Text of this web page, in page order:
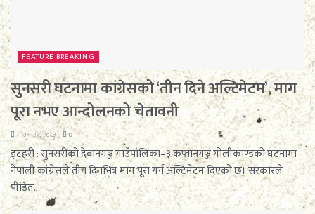
FEATURE BREAKING
सुनसरी घटनामा कांग्रेसको ‘तीन दिने अल्टिमेटम’, माग
पूरा नभए आन्दोलनको चेतावनी
साउन २२, २०८३ 0
इटहरी : सुनसरीको देवानगञ्ज गाउँपालिका–३ कप्तानगञ्ज गोलीकाण्डको घटनामा
नेपाली कांग्रेसले तीन दिनभित्र माग पूरा गर्न अल्टिमेटम दिएको छ। सरकारले
पीडित...